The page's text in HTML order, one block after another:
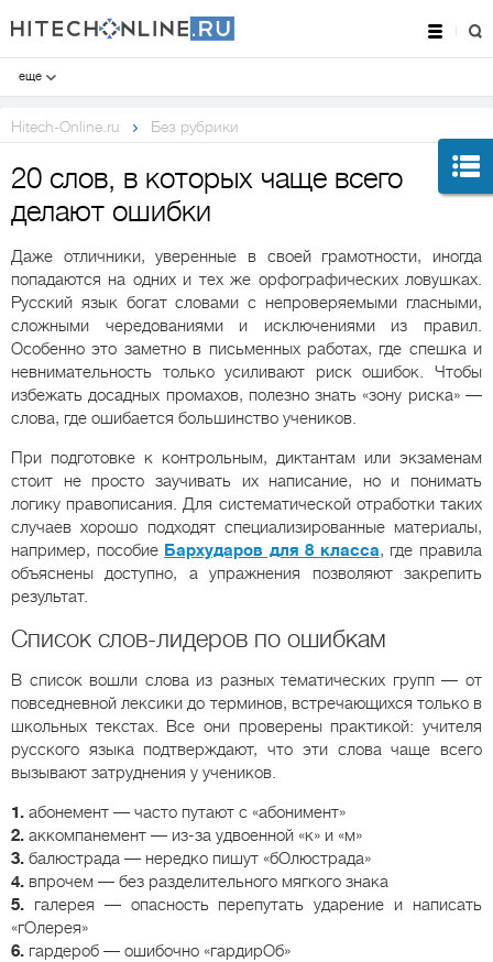
еще
Hitech-Online.ru Без рубрики
20 слов, в которых чаще всего
делают ошибки
Даже отличники, уверенные в своей грамотности, иногда
попадаются на одних и тех же орфографических ловушках.
Русский язык богат словами с непроверяемыми гласными,
сложными чередованиями и исключениями из правил.
Особенно это заметно в письменных работах, где спешка и
невнимательность только усиливают риск ошибок. Чтобы
избежать досадных промахов, полезно знать «зону риска» —
слова, где ошибается большинство учеников.
При подготовке к контрольным, диктантам или экзаменам
стоит не просто заучивать их написание, но и понимать
логику правописания. Для систематической отработки таких
случаев хорошо подходят специализированные материалы,
например, пособие Бархударов для 8 класса, где правила
объяснены доступно, а упражнения позволяют закрепить
результат.
Список слов-лидеров по ошибкам
В список вошли слова из разных тематических групп — от
повседневной лексики до терминов, встречающихся только в
школьных текстах. Все они проверены практикой: учителя
русского языка подтверждают, что эти слова чаще всего
вызывают затруднения у учеников.
1. абонемент — часто путают с «абонимент»
2. аккомпанемент — из-за удвоенной «к» и «м»
3. балюстрада — нередко пишут «бОлюстрада»
4. впрочем — без разделительного мягкого знака
5. галерея — опасность перепутать ударение и написать
«гОлерея»
6. гардероб — ошибочно «гардирОб»